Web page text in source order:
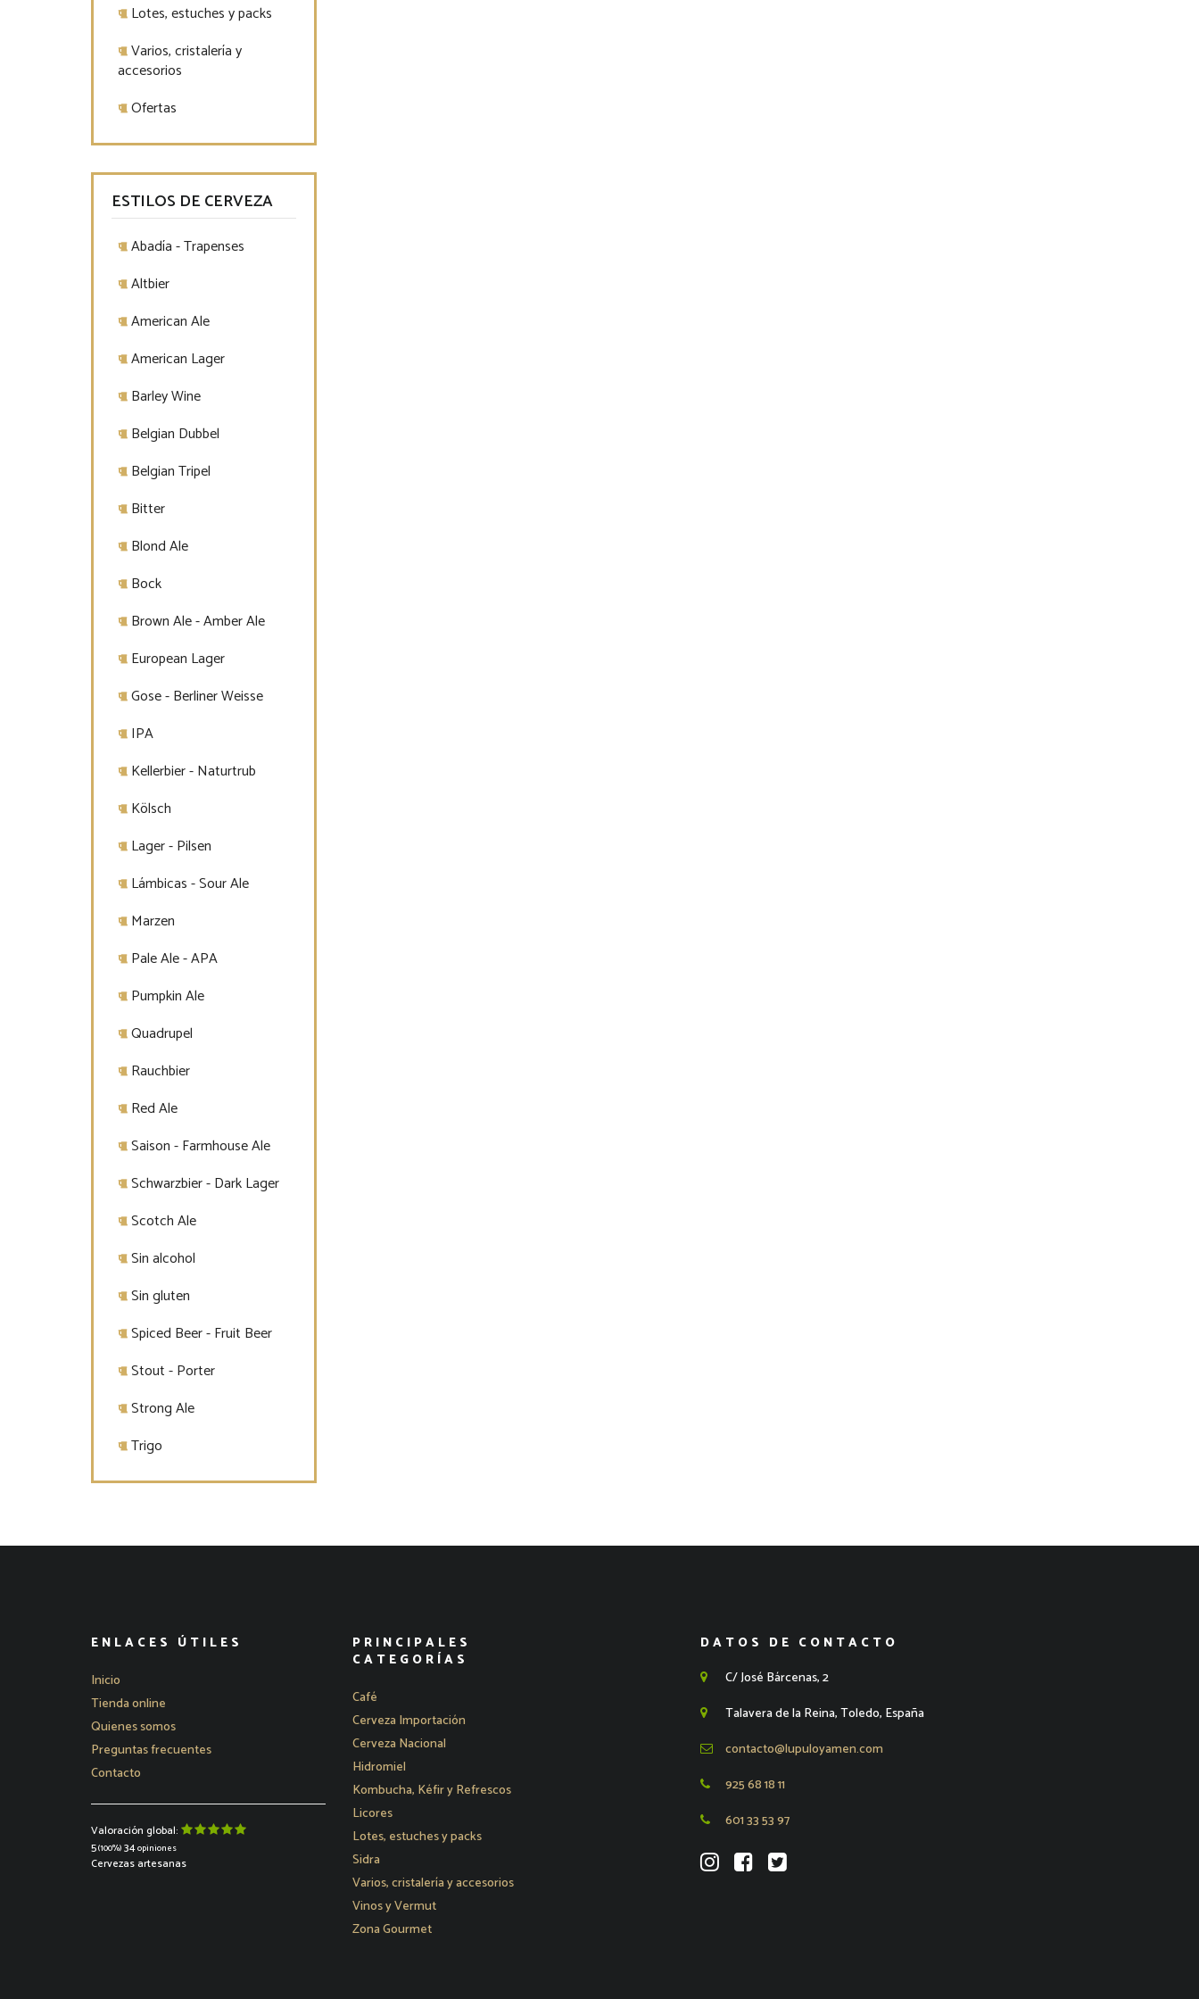
Lotes, estuches y packs
Varios, cristalería y
accesorios
Ofertas
ESTILOS DE CERVEZA
Abadía - Trapenses
Altbier
American Ale
American Lager
Barley Wine
Belgian Dubbel
Belgian Tripel
Bitter
Blond Ale
Bock
Brown Ale - Amber Ale
European Lager
Gose - Berliner Weisse
IPA
Kellerbier - Naturtrub
Kölsch
Lager - Pilsen
Lámbicas - Sour Ale
Marzen
Pale Ale - APA
Pumpkin Ale
Quadrupel
Rauchbier
Red Ale
Saison - Farmhouse Ale
Schwarzbier - Dark Lager
Scotch Ale
Sin alcohol
Sin gluten
Spiced Beer - Fruit Beer
Stout - Porter
Strong Ale
Trigo
ENLACES ÚTILES
Inicio
Tienda online
Quienes somos
Preguntas frecuentes
Contacto
Valoración global:
5(100%)34opiniones
Cervezas artesanas
PRINCIPALES
CATEGORÍAS
Café
Cerveza Importación
Cerveza Nacional
Hidromiel
Kombucha, Kéfir y Refrescos
Licores
Lotes, estuches y packs
Sidra
Varios, cristalería y accesorios
Vinos y Vermut
Zona Gourmet
DATOS DE CONTACTO
C/ José Bárcenas, 2
Talavera de la Reina, Toledo, España
contacto@lupuloyamen.com
925 68 18 11
601 33 53 97